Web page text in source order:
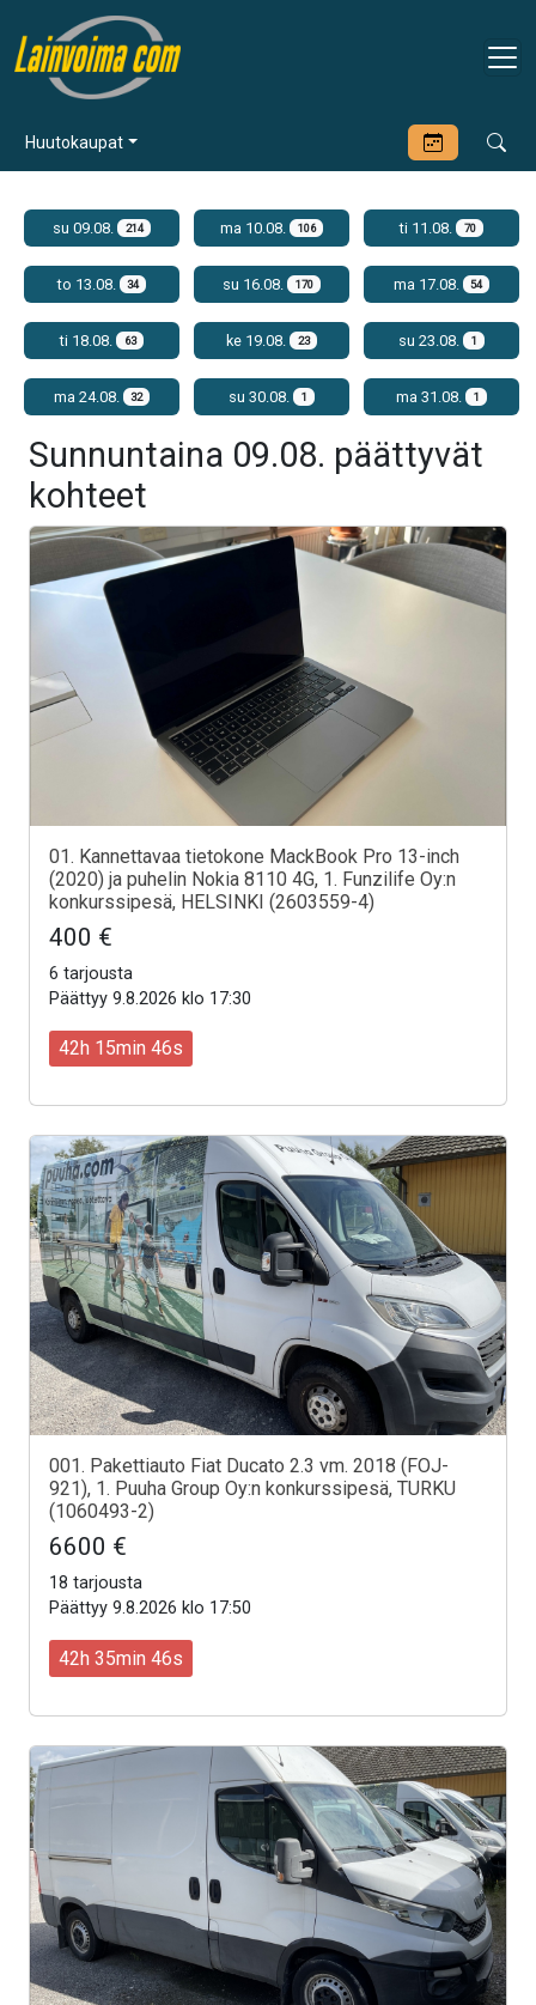
Huutokaupat
su 09.08. 214 ma 10.08. 106 ti 11.08. 70
to 13.08. 34 su 16.08. 170 ma 17.08. 54
ti 18.08. 63 ke 19.08. 23 su 23.08. 1
ma 24.08. 32 su 30.08. 1 ma 31.08. 1
Sunnuntaina 09.08. päättyvät
kohteet
01. Kannettavaa tietokone MackBook Pro 13-inch
(2020) ja puhelin Nokia 8110 4G, 1. Funzilife Oy:n
konkurssipesä, HELSINKI (2603559-4)
400 €
6 tarjousta
Päättyy 9.8.2026 klo 17:30
42h 15min 44s
001. Pakettiauto Fiat Ducato 2.3 vm. 2018 (FOJ-
921), 1. Puuha Group Oy:n konkurssipesä, TURKU
(1060493-2)
6600 €
18 tarjousta
Päättyy 9.8.2026 klo 17:50
42h 35min 44s